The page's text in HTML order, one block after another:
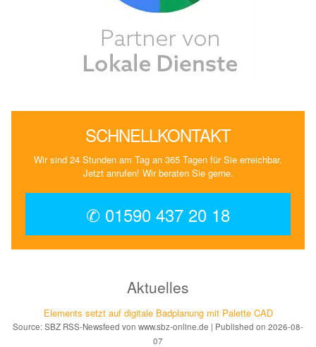
SCHNELLKONTAKT
Wir sind 24 Stunden am Tag an 365 Tagen für Sie erreichbar.
Jetzt anrufen! Wir beraten Sie gerne.
✆ 01590 437 20 18
Aktuelles
Elements setzt auf di­gi­ta­le Bad­pla­nung mit Palette CAD
Source: SBZ RSS-Newsfeed von www.sbz-online.de
Published on 2026-08-
07